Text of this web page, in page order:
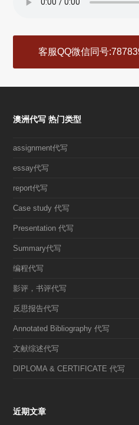
客服QQ微信同号
澳洲代写 热门类型
assignment代写
essay代写
report代写
Case study 代写
Presentation 代写
Summary代写
编程代写
影评，书评代写
反思报告代写
Annotated Bibliography 代写
文献综述代写
DIPLOMA & CERTIFICATE 代写
近期文章